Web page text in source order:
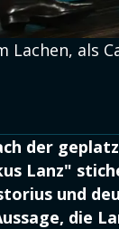
Lachen, als
der
Lanz"
und
die